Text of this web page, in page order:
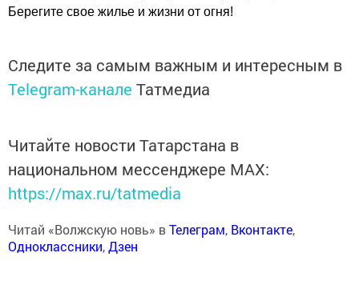
Берегите свое жилье и жизни от огня!
Следите за самым важным и интересным в
Telegram-канале Татмедиа
Читайте новости Татарстана в
национальном мессенджере MАХ:
https://max.ru/tatmedia
Читай «Волжскую новь» вТелеграм, Вконтакте,
Одноклассники,Дзен